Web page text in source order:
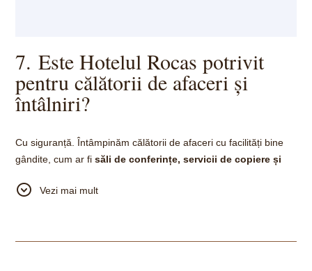
7. Este Hotelul Rocas potrivit
pentru călătorii de afaceri și
întâlniri?
Cu siguranță. Întâmpinăm călătorii de afaceri cu facilități bine
gândite, cum ar fisăli de conferințe, servicii de copiere și
atât productivitatea, cât și relaxarea. Locația noastră liniștită,
Vezi mai mult